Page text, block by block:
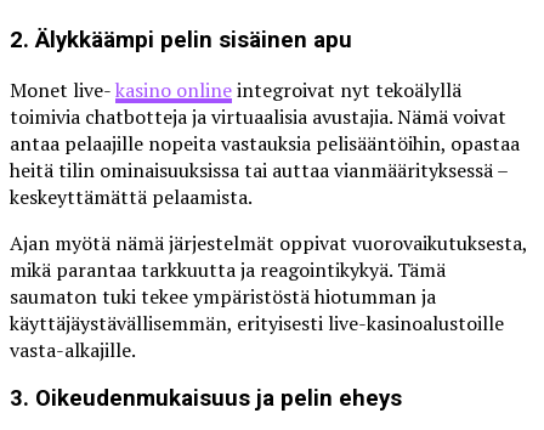
2. Älykkäämpi pelin sisäinen apu
Monet live-kasino onlineintegroivat nyt tekoälyllä
toimivia chatbotteja ja virtuaalisia avustajia. Nämä voivat
antaa pelaajille nopeita vastauksia pelisääntöihin, opastaa
heitä tilin ominaisuuksissa tai auttaa vianmäärityksessä –
keskeyttämättä pelaamista.
Ajan myötä nämä järjestelmät oppivat vuorovaikutuksesta,
mikä parantaa tarkkuutta ja reagointikykyä. Tämä
saumaton tuki tekee ympäristöstä hiotumman ja
käyttäjäystävällisemmän, erityisesti live-kasinoalustoille
vasta-alkajille.
3. Oikeudenmukaisuus ja pelin eheys